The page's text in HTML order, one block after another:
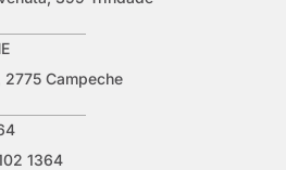
2775 Campeche
1364